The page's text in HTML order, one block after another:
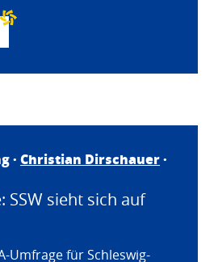
· Christian Dirschauer·
SSW sieht sich auf
Umfrage für Schleswig-